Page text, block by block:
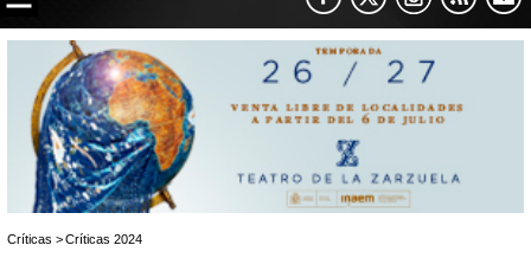
Críticas > Críticas 2024